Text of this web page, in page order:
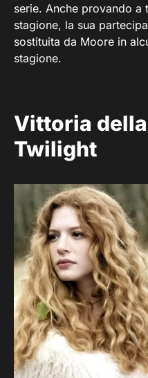
serie. Anche provando a
stagione, la sua
sostituita da Moore in
stagione.
Vittoria
Twilight